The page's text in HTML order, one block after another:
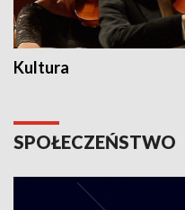
Kultura
SPOŁECZEŃSTWO